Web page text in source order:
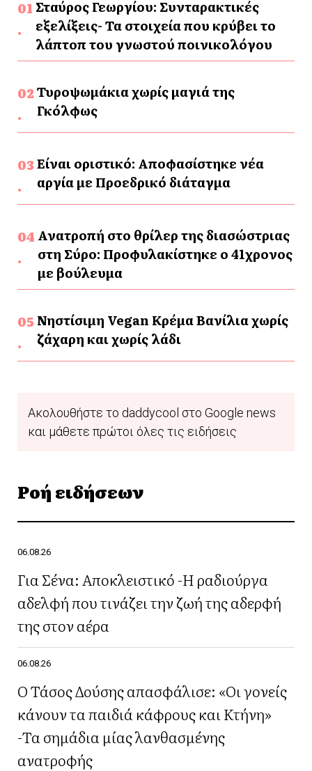
Σταύρος Γεωργίου: Συνταρακτικές
εξελίξεις- Τα στοιχεία που κρύβει το
λάπτοπ του γνωστού ποινικολόγου
Τυροψωμάκια χωρίς μαγιά της
Γκόλφως
Είναι οριστικό: Αποφασίστηκε νέα
αργία με Προεδρικό διάταγμα
Ανατροπή στο θρίλερ της διασώστριας
στη Σύρο: Προφυλακίστηκε ο 41χρονος
με βούλευμα
Νηστίσιμη Vegan Κρέμα Βανίλια χωρίς
ζάχαρη και χωρίς λάδι
Ακολουθήστε το daddycool στο Google news
και μάθετε πρώτοι όλες τις ειδήσεις
Ροή ειδήσεων
06.08.26
Για Σένα: Αποκλειστικό -Η ραδιούργα
αδελφή που τινάζει την ζωή της αδερφή
της στον αέρα
06.08.26
Ο Τάσος Δούσης απασφάλισε: «Οι γονείς
κάνουν τα παιδιά κάφρους και Κτήνη»
-Τα σημάδια μίας λανθασμένης
ανατροφής